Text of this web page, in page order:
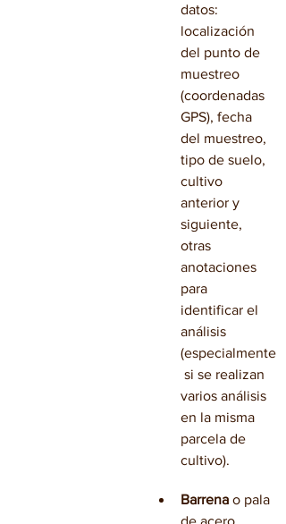
datos:
localización
del punto de
muestreo
(coordenadas
GPS), fecha
del muestreo,
tipo de suelo,
cultivo
anterior y
siguiente,
otras
anotaciones
para
identificar el
análisis
(especialmente
si se realizan
varios análisis
en la misma
parcela de
cultivo).
Barrena o pala
de acero